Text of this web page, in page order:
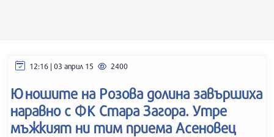
12:16 | 03 април 15 2400
Юношите на Розова долина завършиха
наравно с ФК Стара Загора. Утре
мъжкият ни тим приема Асеновец